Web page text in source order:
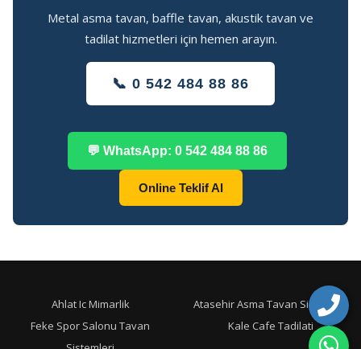
Metal asma tavan, baffle tavan, akustik tavan ve
tadilat hizmetleri için hemen arayın.
📞 0 542 484 88 86
💬 WhatsApp: 0 542 484 88 86
Online Teklif Al
Ahlat Ic Mimarlik
Atasehir Asma Tavan Sistemleri
Feke Spor Salonu Tavan
Kale Cafe Tadilati